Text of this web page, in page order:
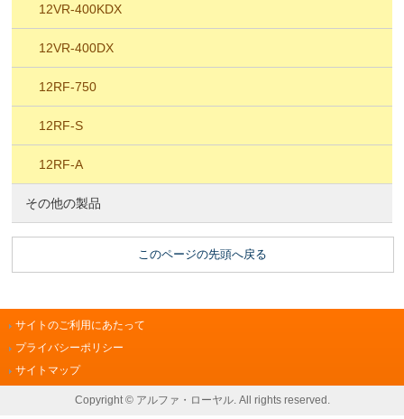
12VR-400KDX
12VR-400DX
12RF-750
12RF-S
12RF-A
その他の製品
このページの先頭へ戻る
サイトのご利用にあたって
プライバシーポリシー
サイトマップ
Copyright © アルファ・ローヤル. All rights reserved.